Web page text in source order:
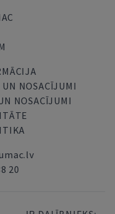
NOSACĪJUMI
NOSACĪJUMI
20